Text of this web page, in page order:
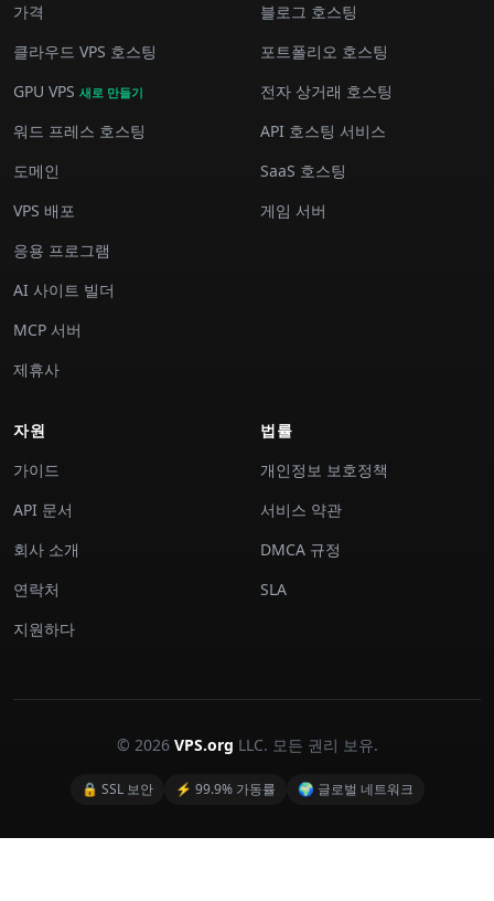
가격
클라우드 VPS 호스팅
GPU VPS 새로 만들기
워드 프레스 호스팅
도메인
VPS 배포
응용 프로그램
AI 사이트 빌더
MCP 서버
제휴사
블로그 호스팅
포트폴리오 호스팅
전자 상거래 호스팅
API 호스팅 서비스
SaaS 호스팅
게임 서버
자원
가이드
API 문서
회사 소개
연락처
지원하다
법률
개인정보 보호정책
서비스 약관
DMCA 규정
SLA
© 2026 VPS.org LLC. 모든 권리 보유.
🔒 SSL 보안 ⚡ 99.9% 가동률 🌍 글로벌 네트워크